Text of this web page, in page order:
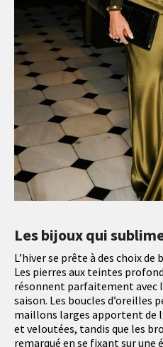
Les bijoux qui
L’hiver se prête à des choix de
Les pierres aux teintes
résonnent parfaitement avec
saison. Les boucles d’oreilles
maillons larges apportent de
et veloutées, tandis que les
remarqué en se fixant sur une